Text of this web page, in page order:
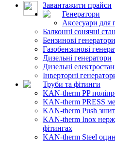
Завантажити прайси
Генератори
Аксесуари для
Балконні сонячні
Бензинові генератори
Газобензинові
Дизельні генератори
Дизельні
Інверторні
Труби та фітинги
KAN-therm PP
KAN-therm PRESS
KAN-therm Push
KAN-therm Inox
фітингах
KAN-therm Steel